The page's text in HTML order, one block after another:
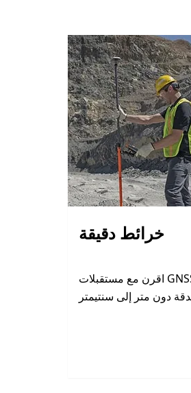
خرائط دقيقة
اقرن مع مستقبلات GNSS لدينا